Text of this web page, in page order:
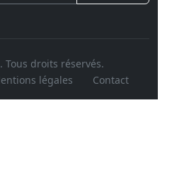
droits réservés.
légales Contact